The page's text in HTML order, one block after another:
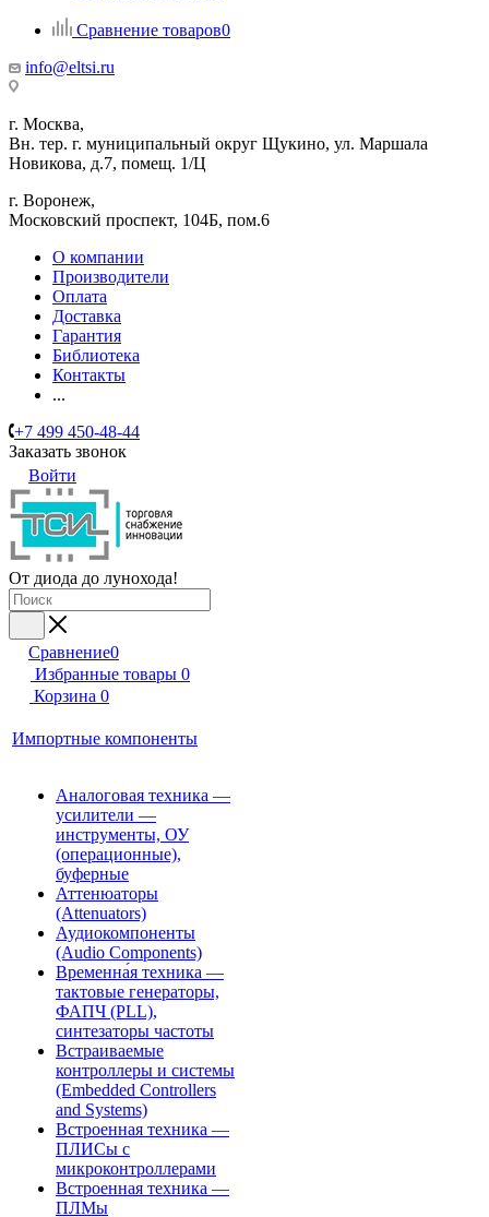
Сравнение товаров0
info@eltsi.ru
г. Москва,
Вн. тер. г. муниципальный округ Щукино, ул. Маршала
Новикова, д.7, помещ. 1/Ц
г. Воронеж,
​Московский проспект, 104Б, пом.6
О компании
Производители
Оплата
Доставка
Гарантия
Библиотека
Контакты
...
+7 499 450-48-44
Заказать звонок
Войти
От диода до лунохода!
Сравнение0
Избранные товары 0
Корзина 0
Импортные компоненты
Аналоговая техника —
усилители —
инструменты, ОУ
(операционные),
буферные
Аттенюаторы
(Attenuators)
Аудиокомпоненты
(Audio Components)
Временна́я техника —
тактовые генераторы,
ФАПЧ (PLL),
синтезаторы частоты
Встраиваемые
контроллеры и системы
(Embedded Controllers
and Systems)
Встроенная техника —
ПЛИСы с
микроконтроллерами
Встроенная техника —
ПЛМы